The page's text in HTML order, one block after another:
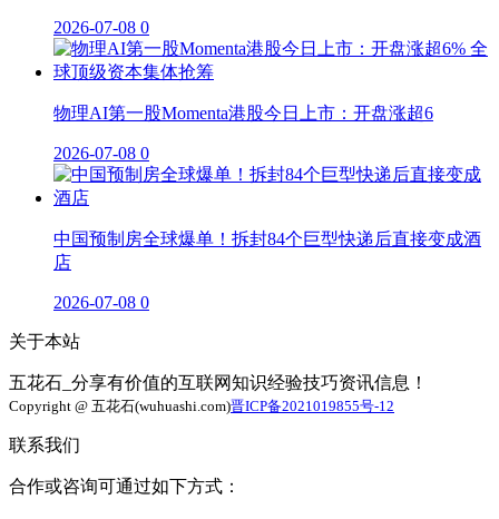
2026-07-08 0
物理AI第一股Momenta港股今日上市：开盘涨超6
2026-07-08 0
中国预制房全球爆单！拆封84个巨型快递后直接变成酒
店
2026-07-08 0
关于本站
五花石_分享有价值的互联网知识经验技巧资讯信息！
Copyright @ 五花石(wuhuashi.com)晋ICP备2021019855号-12
联系我们
合作或咨询可通过如下方式：